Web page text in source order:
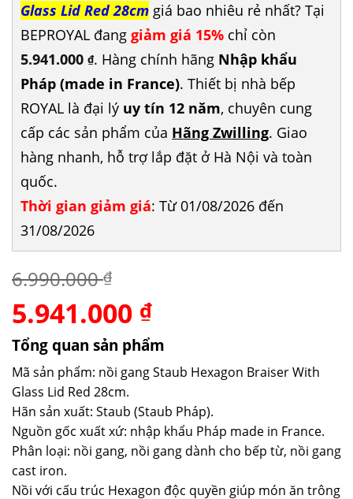
Glass Lid Red 28cm giá bao nhiêu rẻ nhất? Tại
BEPROYAL đang giảm giá 15% chỉ còn
5.941.000 ₫. Hàng chính hãng Nhập khẩu
Pháp (made in France). Thiết bị nhà bếp
ROYAL là đại lý uy tín 12 năm, chuyên cung
cấp các sản phẩm của Hãng Zwilling. Giao
hàng nhanh, hỗ trợ lắp đặt ở Hà Nội và toàn
quốc.
Thời gian giảm giá: Từ 01/08/2026 đến
31/08/2026
6.990.000₫
Giá
gốc
là:
6.990.000 ₫.
5.941.000 ₫Giá
tại
là:
5.941.000 ₫.
Tổng quan sản phẩm
Mã sản phẩm: nồi gang Staub Hexagon Braiser With
Glass Lid Red 28cm.
Hãn sản xuất: Staub (Staub Pháp).
Nguồn gốc xuất xứ: nhập khẩu Pháp made in France.
Phân loại: nồi gang, nồi gang dành cho bếp từ, nồi gang
cast iron.
Nồi với cấu trúc Hexagon độc quyền giúp món ăn trông